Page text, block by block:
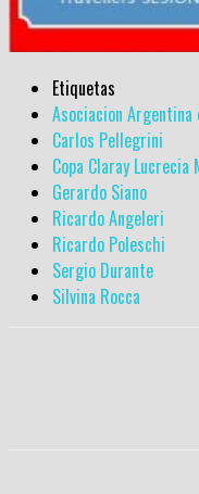
Etiquetas
Asociacion
Carlos Pellegrini
Copa Claray
Gerardo Siano
Ricardo Angeleri
Ricardo Poleschi
Sergio Durante
Silvina Rocca